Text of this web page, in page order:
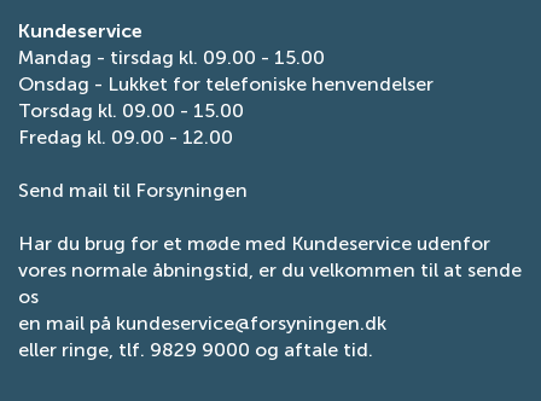
Kundeservice
Mandag - tirsdag kl. 09.00 - 15.00
Onsdag - Lukket for telefoniske henvendelser
Torsdag kl. 09.00 - 15.00
Fredag kl. 09.00 - 12.00
Send mail til Forsyningen
Har du brug for et møde med Kundeservice udenfor
vores normale åbningstid, er du velkommen til at sende
os
en mail på kundeservice@forsyningen.dk
eller ringe, tlf. 9829 9000 og aftale tid.